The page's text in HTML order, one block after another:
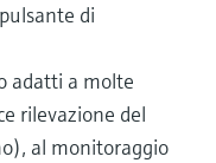
di
adatti a molte
rilevazione del
al monitoraggio